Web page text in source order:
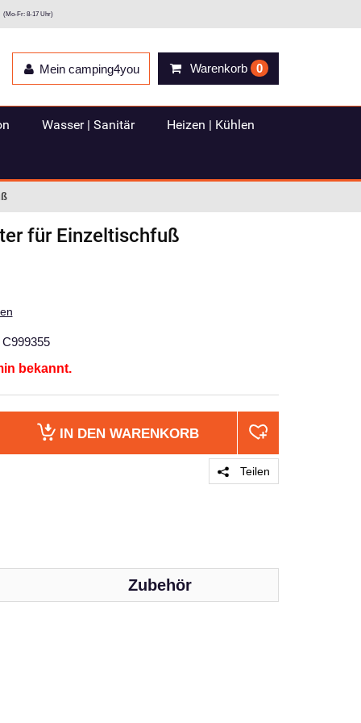
(Mo-Fr: 8-17 Uhr)
Warenkorb 0
Mein camping4you
Wasser | Sanitär Heizen | Kühlen
für Einzeltischfuß
C999355
bekannt.
IN DEN WARENKORB
Teilen
Zubehör